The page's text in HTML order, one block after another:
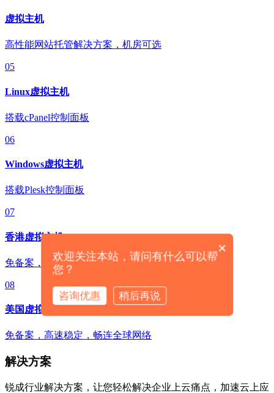
虚拟主机
高性能网站托管解决方案，机房可选
05
Linux虚拟主机
搭载cPanel控制面板
06
Windows虚拟主机
搭载Plesk控制面板
07
香港虚拟主机
免备案，轻松拓展海外业务
08
美国虚拟主机
免备案，高速稳定，畅连全球网络
解决方案
锐成行业解决方案，让您轻松解决企业上云痛点，加速云上应
×
欢迎关注本站，请问有什么可以帮
您？
咨询优惠 稍后再说